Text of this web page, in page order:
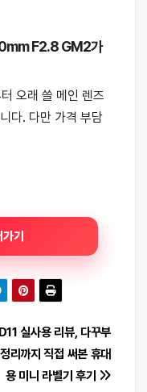
F2.8 GM2가
오래 쓸 메인 렌즈
다. 다만 가격 부담
기
실사용 리뷰, 다꾸부
리까지 직접 써본 휴대
용 미니 라벨기 후기